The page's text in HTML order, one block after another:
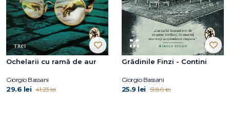
Ochelarii cu ramă de aur
Giorgio Bassani
29.6 lei 41.23 lei
Grădinile Finzi - Contini
Giorgio Bassani
25.9 lei 51.80 lei